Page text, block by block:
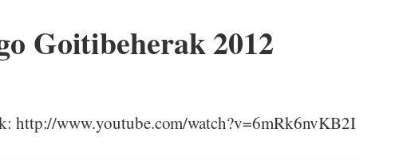
Goitibeherak 2012
http://www.youtube.com/watch?v=6mRk6nvKB2I